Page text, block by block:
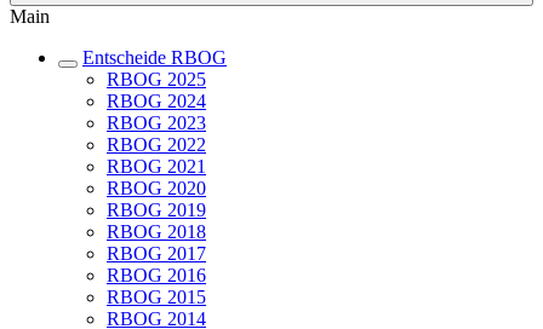
Main
Entscheide RBOG
RBOG 2025
RBOG 2024
RBOG 2023
RBOG 2022
RBOG 2021
RBOG 2020
RBOG 2019
RBOG 2018
RBOG 2017
RBOG 2016
RBOG 2015
RBOG 2014